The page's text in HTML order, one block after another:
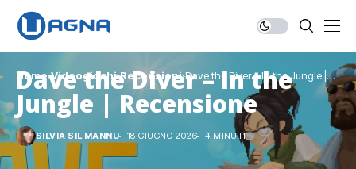
Home Videogiochi Recensioni Dave the Diver – In the Jungle |
Recensione
Dave the Diver – In the
Jungle | Recensione
SILVIA SIL MANNU 18 GIUGNO 2026 4 MINUTI